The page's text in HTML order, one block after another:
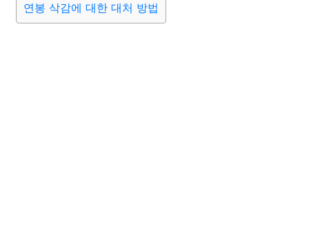
연봉 삭감에 대한 대처 방법